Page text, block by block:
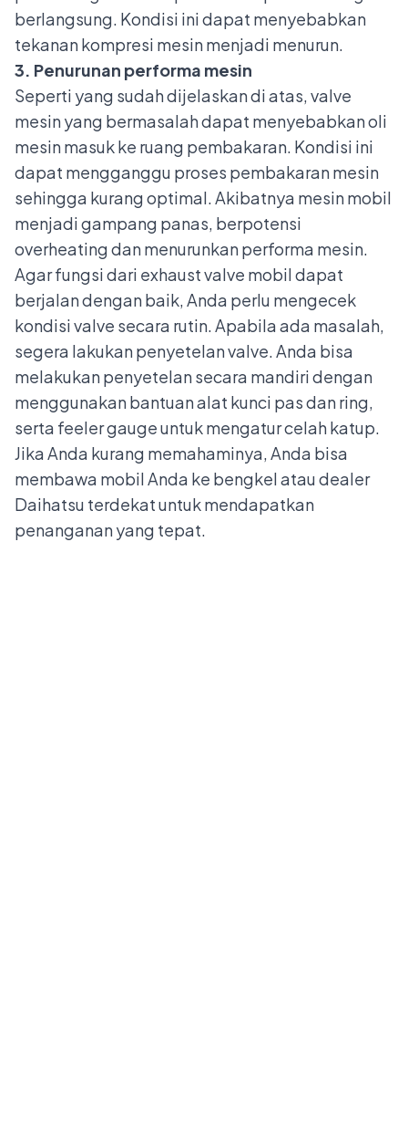
berlangsung. Kondisi ini dapat menyebabkan
tekanan kompresi mesin menjadi menurun.
3. Penurunan performa mesin
Seperti yang sudah dijelaskan di atas, valve
mesin yang bermasalah dapat menyebabkan oli
mesin masuk ke ruang pembakaran. Kondisi ini
dapat mengganggu proses pembakaran mesin
sehingga kurang optimal. Akibatnya mesin mobil
menjadi gampang panas, berpotensi
overheating danmenurunkan performa mesin.
Agar fungsi dari exhaust valve mobil dapat
berjalan dengan baik, Anda perlu mengecek
kondisi valve secara rutin. Apabila ada masalah,
segera lakukan penyetelan valve. Anda bisa
melakukan penyetelan secara mandiri dengan
menggunakan bantuan alat kunci pas dan ring,
serta feeler gauge untuk mengatur celah katup.
Jika Anda kurang memahaminya, Anda bisa
membawa mobil Anda ke bengkel ataudealer
Daihatsu terdekatuntuk mendapatkan
penanganan yang tepat.